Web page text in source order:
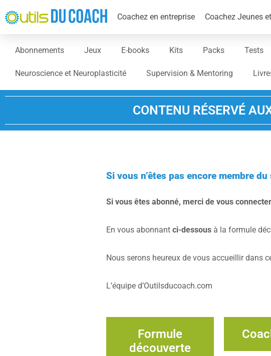
Coachez en entreprise Coachez Jeunes
Abonnements Jeux E-books Kits Packs Tests
Neuroscience et Neuroplasticité Supervision & Mentoring
CONTENU RÉSERVÉ
Si vous n’êtes pas encore membre
Si vous êtes abonné, merci de vous
En vous abonnant ci-dessous à la formule
Nous serons heureux de vous accueillir dans
L’équipe d’Outilsducoach.com
Formule
découverte